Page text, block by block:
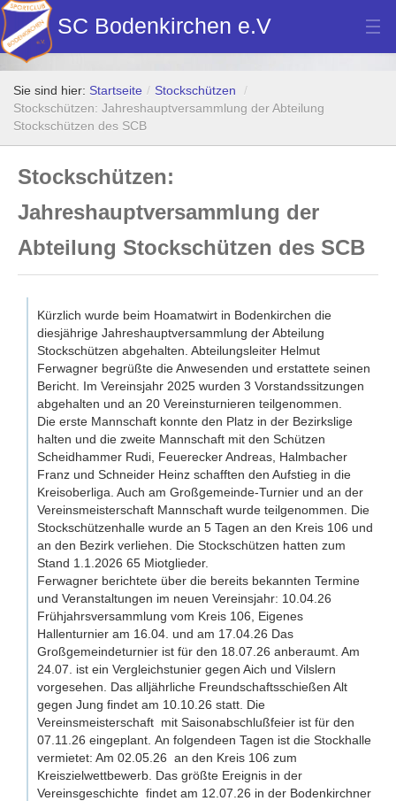
SC Bodenkirchen e.V
Hauptverein
Fußball
Stockschützen
Tennis
Turn- u. Breitensport
Dart
Datenschutz
Folge uns auf Instagram
Kursangebote
Sie sind hier: Startseite / Stockschützen
/
Stockschützen: Jahreshauptversammlung der Abteilung
Stockschützen des SCB
Stockschützen:
Jahreshauptversammlung der
Abteilung Stockschützen des SCB
Kürzlich wurde beim Hoamatwirt in Bodenkirchen die
diesjährige Jahreshauptversammlung der Abteilung
Stockschützen abgehalten. Abteilungsleiter Helmut
Ferwagner begrüßte die Anwesenden und erstattete seinen
Bericht. Im Vereinsjahr 2025 wurden 3 Vorstandssitzungen
abgehalten und an 20 Vereinsturnieren teilgenommen.
Die erste Mannschaft konnte den Platz in der Bezirkslige
halten und die zweite Mannschaft mit den Schützen
Scheidhammer Rudi, Feuerecker Andreas, Halmbacher
Franz und Schneider Heinz schafften den Aufstieg in die
Kreisoberliga. Auch am Großgemeinde-Turnier und an der
Vereinsmeisterschaft Mannschaft wurde teilgenommen. Die
Stockschützenhalle wurde an 5 Tagen an den Kreis 106 und
an den Bezirk verliehen. Die Stockschützen hatten zum
Stand 1.1.2026 65 Miotglieder.
Ferwagner berichtete über die bereits bekannten Termine
und Veranstaltungen im neuen Vereinsjahr: 10.04.26
Frühjahrsversammlung vom Kreis 106, Eigenes
Hallenturnier am 16.04. und am 17.04.26 Das
Großgemeindeturnier ist für den 18.07.26 anberaumt. Am
24.07. ist ein Vergleichstunier gegen Aich und Vilslern
vorgesehen. Das alljährliche Freundschaftsschießen Alt
gegen Jung findet am 10.10.26 statt. Die
Vereinsmeisterschaft mit Saisonabschlußfeier ist für den
07.11.26 eingeplant. An folgendeen Tagen ist die Stockhalle
vermietet: Am 02.05.26 an den Kreis 106 zum
Kreiszielwettbewerb. Das größte Ereignis in der
Vereinsgeschichte findet am 12.07.26 in der Bodenkirchner